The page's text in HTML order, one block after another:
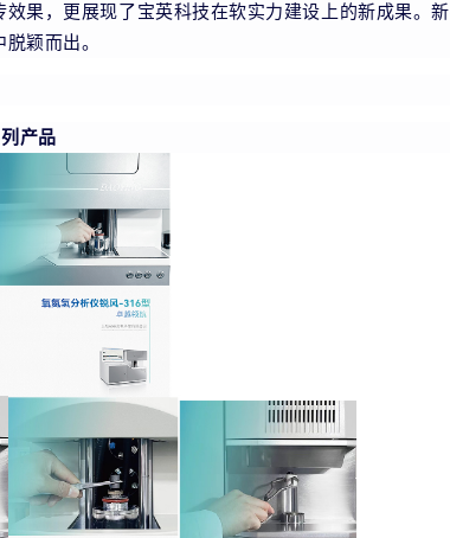
果，更展现了宝英科技在软实力建设上的新成果。
颖而出。
产品